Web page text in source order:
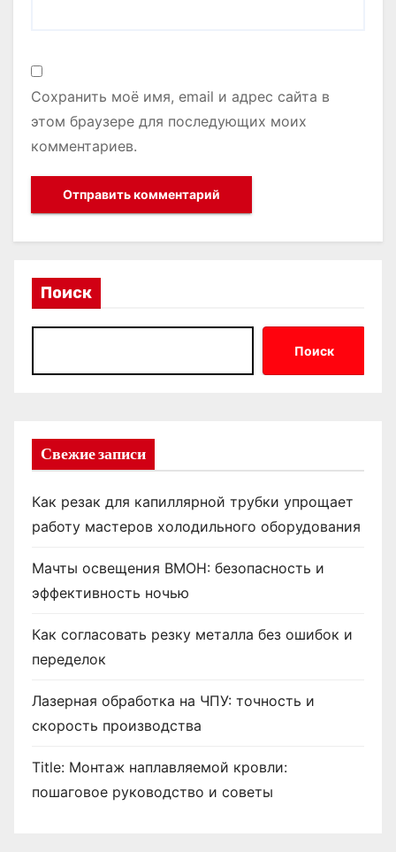
Сохранить моё имя, email и адрес сайта в
этом браузере для последующих моих
комментариев.
Поиск
Поиск
Свежие записи
Как резак для капиллярной трубки упрощает
работу мастеров холодильного оборудования
Мачты освещения ВМОН: безопасность и
эффективность ночью
Как согласовать резку металла без ошибок и
переделок
Лазерная обработка на ЧПУ: точность и
скорость производства
Title: Монтаж наплавляемой кровли:
пошаговое руководство и советы